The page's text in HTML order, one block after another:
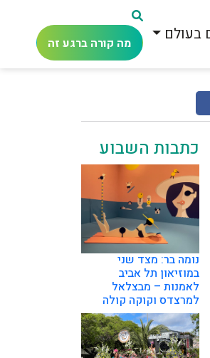
בעולם מה קורה ברגע זה
כתבות השבוע
נומה בר: מצד שני
במוזיאון תל אביב
לאמנות – מבצלאל
למרצדס וקוקה קולה